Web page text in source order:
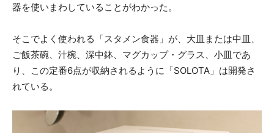
器を使いまわしていることがわかった。
そこでよく使われる「スタメン食器」が、大皿または中皿、
ご飯茶碗、汁椀、深中鉢、マグカップ・グラス、小皿であ
り、この定番6点が収納されるように「SOLOTA」は開発さ
れている。